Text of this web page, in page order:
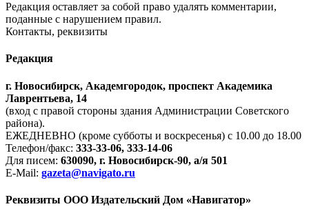
Редакция оставляет за собой право удалять комментарии,
поданные с нарушением правил.
Контакты, реквизиты
Редакция
г. Новосибирск, Академгородок, проспект Академика
Лаврентьева, 14
(вход с правой стороны здания Администрации Советского
района).
ЕЖЕДНЕВНО (кроме субботы и воскресенья) с 10.00 до 18.00
Телефон/факс: 333-33-06, 333-14-06
Для писем: 630090, г. Новосибирск-90, а/я 501
E-Mail: gazeta@navigato.ru
Реквизиты ООО Издательский Дом «Навигатор»